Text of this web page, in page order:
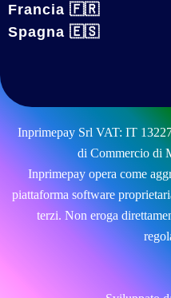
Francia 🇫🇷
Spagna 🇪🇸
Inprimepay Srl VAT: IT
di Commercio di
Inprimepay opera come
piattaforma software
terzi. Non eroga